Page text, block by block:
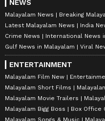
NEWS
Malayalam News
Breaking
Latest Malayalam News
India
Crime News
International News
Gulf News in Malayalam
Viral
ENTERTAINMENT
Malayalam Film New
Malayalam Short Films
Malayalam Movie Trailers
Malayalam Bigg Boss
Box Office
Malayalam Songs & Music